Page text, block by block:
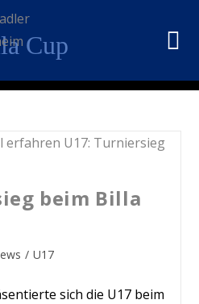
Cup
beim Billa
/ U17
sich die U17 beim